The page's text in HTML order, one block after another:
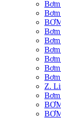
Bơm
Bơm
Bơm
Bơm
Bơm
Z.